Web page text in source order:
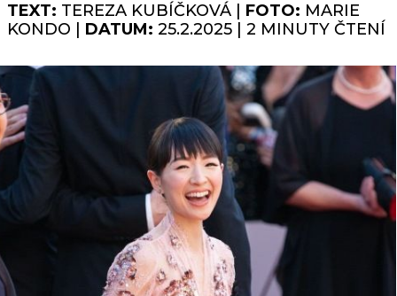
TEXT: TEREZA KUBÍČKOVÁ | FOTO: MARIE
KONDO | DATUM: 25.2.2025 | 2 MINUTY ČTENÍ